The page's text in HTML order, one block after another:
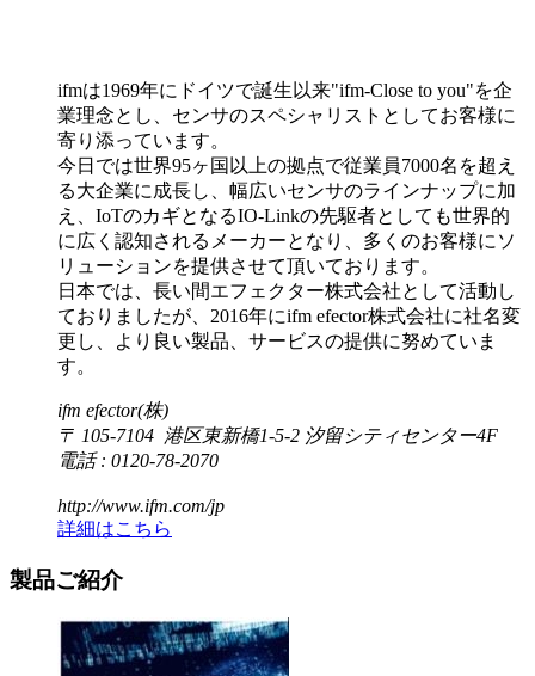
ifmは1969年にドイツで誕生以来"ifm-Close to you"を企
業理念とし、センサのスペシャリストとしてお客様に
寄り添っています。
今日では世界95ヶ国以上の拠点で従業員7000名を超え
る大企業に成長し、幅広いセンサのラインナップに加
え、IoTのカギとなるIO-Linkの先駆者としても世界的
に広く認知されるメーカーとなり、多くのお客様にソ
リューションを提供させて頂いております。
日本では、長い間エフェクター株式会社として活動し
ておりましたが、2016年にifm efector株式会社に社名変
更し、より良い製品、サービスの提供に努めていま
す。
ifm efector(株)
〒 105-7104 港区東新橋1-5-2 汐留シティセンター4F
電話 : 0120-78-2070
http://www.ifm.com/jp
詳細はこちら
製品ご紹介